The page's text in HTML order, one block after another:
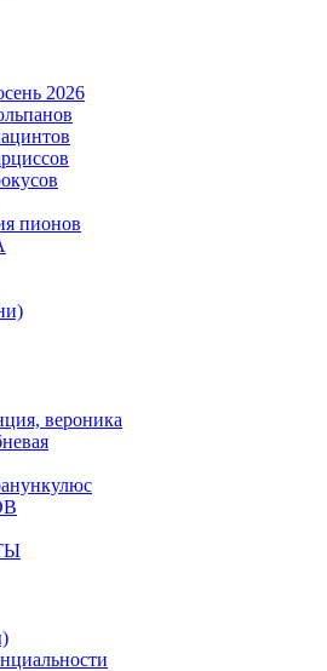
2026
пионов
вероника